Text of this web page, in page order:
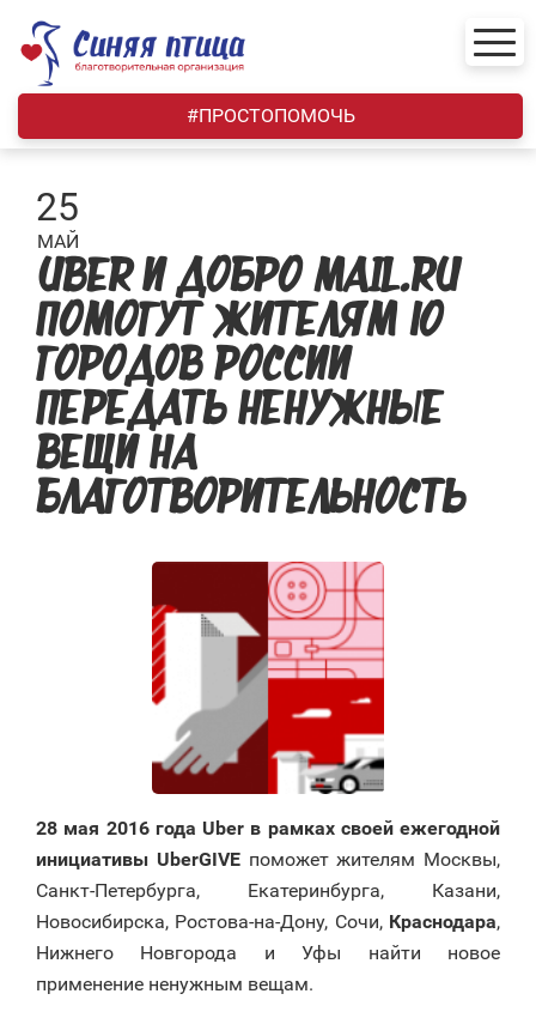
content
#ПРОСТОПОМОЧЬ
25
МАЙ
UBER И ДОБРО MAIL.RU
ПОМОГУТ ЖИТЕЛЯМ 10
ГОРОДОВ РОССИИ
ПЕРЕДАТЬ НЕНУЖНЫЕ
ВЕЩИ НА
БЛАГОТВОРИТЕЛЬНОСТЬ
28 мая 2016 года Uber в рамках своей ежегодной
инициативы UberGIVE поможет жителям Москвы,
Санкт-Петербурга, Екатеринбурга, Казани,
Новосибирска, Ростова-на-Дону, Сочи,Краснодара,
Нижнего Новгорода и Уфы найти новое
применение ненужным вещам.